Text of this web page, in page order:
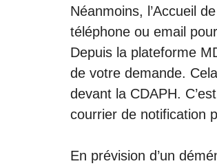
Néanmoins, l’Accueil
téléphone ou email
Depuis la plateforme
de votre demande.
devant la CDAPH.
courrier de notification
En prévision d’un